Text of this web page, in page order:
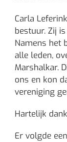
Carla
bestuur. Zij
Namens het
alle leden,
Marshalkar.
ons en kon
vereniging
Hartelijk
Er volgde